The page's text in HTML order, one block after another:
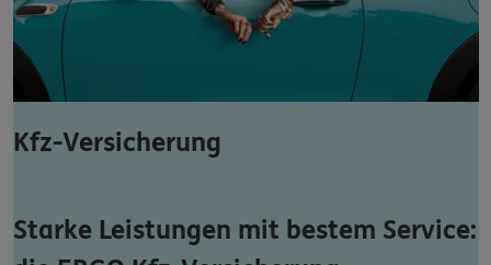
Jetzt Förderung selbst berechnen.
Dann lassen Sie sich helfen.
Kfz-Versicherung
Starke Leistungen mit bestem Service: